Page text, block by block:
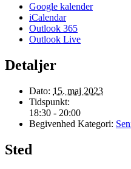
Google kalender
iCalendar
Outlook 365
Outlook Live
Detaljer
Dato: 15. maj 2023
Tidspunkt:
18:30 - 20:00
Begivenhed Kategori:
Sted